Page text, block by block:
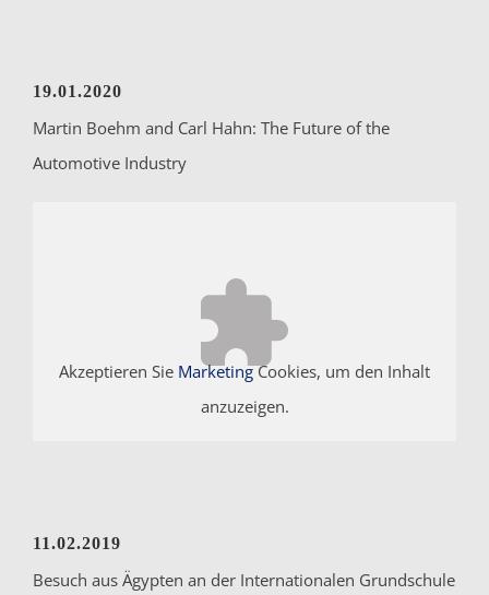
19.01.2020
Martin Boehm and Carl Hahn: The Future of the
Automotive Industry
Akzeptieren Sie MarketingCookies, um den Inhalt
anzuzeigen.
11.02.2019
Besuch aus Ägypten an der Internationalen Grundschule